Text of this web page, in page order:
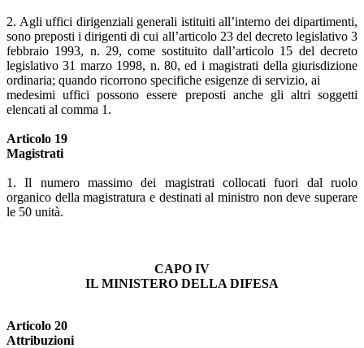
2. Agli uffici dirigenziali generali istituiti all’interno dei dipartimenti,
sono preposti i dirigenti di cui all’articolo 23 del decreto legislativo 3
febbraio 1993, n. 29, come sostituito dall’articolo 15 del decreto
legislativo 31 marzo 1998, n. 80, ed i magistrati della giurisdizione
ordinaria; quando ricorrono specifiche esigenze di servizio, ai
medesimi uffici possono essere preposti anche gli altri soggetti
elencati al comma 1.
Articolo 19
Magistrati
1. Il numero massimo dei magistrati collocati fuori dal ruolo
organico della magistratura e destinati al ministro non deve superare
le 50 unità.
CAPO IV
IL MINISTERO DELLA DIFESA
Articolo 20
Attribuzioni